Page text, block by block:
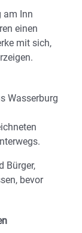
am Inn
einen
mit sich,
Wasserburg
Bürger,
bevor